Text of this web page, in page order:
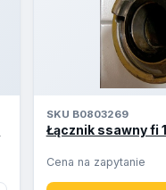
SKU B0803269
Łącznik ssawny fi
Cena na zapytanie